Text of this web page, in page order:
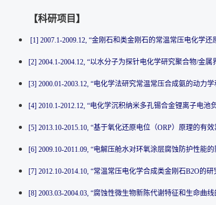
【科研项目】
[1] 2007.1-2009.12, “金刚石和类金刚石的常温常压电化学
[2] 2004.1-2004.12, “以水分子为探针电化学研究聚合物/金
[3] 2000.01-2003.12, “电化学法研究常温常压合成氨的动力
[4] 2010.1-2012.12, “电化学沉积纳米多孔锡合金锂离子电
[5] 2013.10-2015.10, “基于氧化还原电位（ORP）原理的有
[6] 2009.10-2011.09, “电解压舱水对环氧涂层腐蚀防护性能
[7] 2012.10-2014.10, “常温常压电化学合成类金刚石B2O的
[8] 2003.03-2004.03, “腐蚀性微生物新陈代谢特征和生命曲